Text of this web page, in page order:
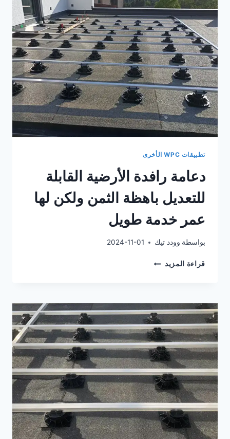
القابلة
للتعديل
أن
تحل
بسهولة
مشكلة
تركيب
الأرضيات
المنحدرة
تطبيقات WPC الأخرى
دعامة رافدة الأرضية القابلة
للتعديل باهظة الثمن ولكن لها
عمر خدمة طويل
بواسطة وودد تيك 2024-11-01
قراءة المزيد دعامة
للتعديل
باهظة
الثمن
ولكن
لها
عمر
خدمة
طويل